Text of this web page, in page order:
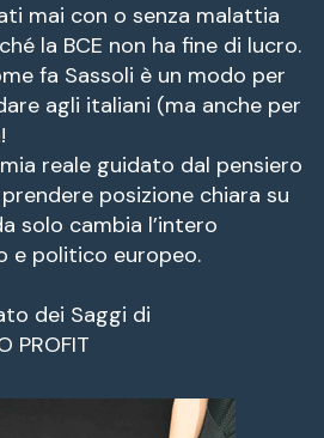
mai con o senza malattia
la BCE non ha fine di lucro.
fa Sassoli è un modo per
agli italiani (ma anche per
reale guidato dal pensiero
posizione chiara su
solo cambia l’intero
e politico europeo.
dei Saggi di
PROFIT